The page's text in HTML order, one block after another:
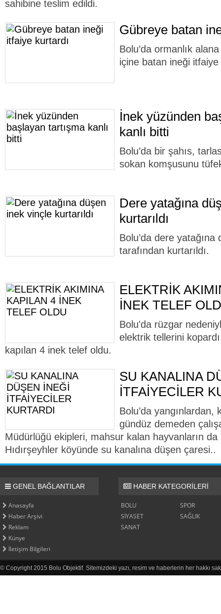
sahibine teslim edildi.
Gübreye batan
Bolu’da ormanlık
içine batan ineği
İnek yüzünden
kanlı bitti
Bolu’da bir şahıs,
sokan komşusunu
Dere yatağına
kurtarıldı
Bolu’da dere
tarafından kurtarıldı.
ELEKTRİK
İNEK TELEF
Bolu'da rüzgar
elektrik tellerini
kapılan 4 inek telef oldu.
SU KANALINA
İTFAİYECİLER
Bolu’da
gündüz demeden
Müdürlüğü ekipleri, mahsur kalan hayvanların da
Hıdırşeyhler köyünde su kanalına düşen çaresi..
GENEL BAĞLANTILAR
Anasayfa
Haber Arşivi
Reklam
Künye
İletişim Bilgileri
HABER KATEGORİLERİ
BOLU
SPOR
SİYASET
SAĞLIK
SANAT
© Copyright 2015 Bolu Objektif. Sitemizdeki yazı, resim ve haberlerin her hakkı